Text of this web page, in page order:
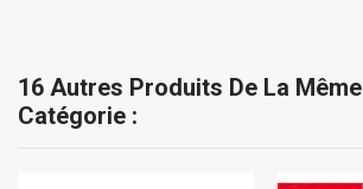
16 Autres Produits De La Même
Catégorie :